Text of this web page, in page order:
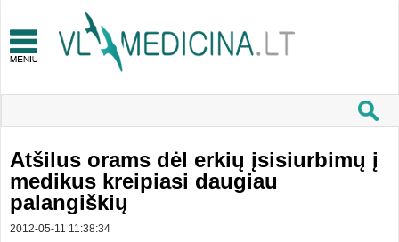
Atšilus orams dėl erkių įsisiurbimų į
medikus kreipiasi daugiau
palangiškių
2012-05-11 11:38:34